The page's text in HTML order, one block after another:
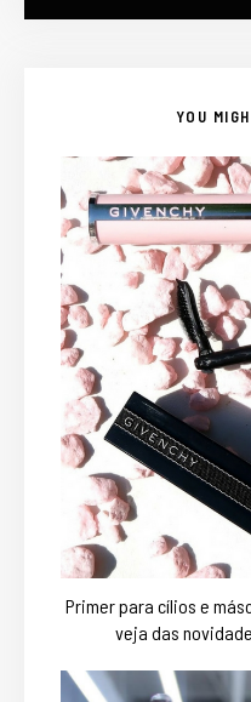
YOU
Primer para cílios e
veja das